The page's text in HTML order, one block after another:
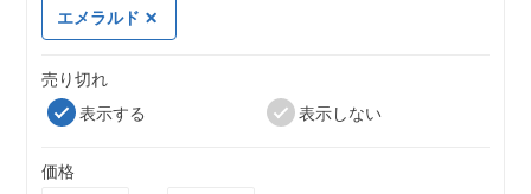
エメラルド
売り切れ
表示する
表示しない
価格